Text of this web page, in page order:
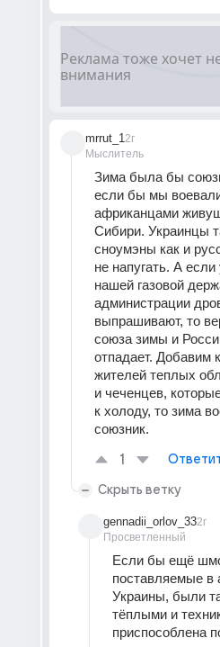
mrrut_1
Мыслитель
2г
Зима была бы
если бы мы
африканцами
Сибири. Украинцы
сноумэны как и
не напугать. А если
нашей газовой
администрации
выпрашивают, то
союза зимы и
отпадает. Добавим
жителей теплых
и чеченцев,
к холоду, то зима
союзник.
1
Скрыть ветку
gennadii_orlov_33
Просветленный
2г
Если бы ещё
поставляемые в
Украины, были
тëплыми и
приспособлена